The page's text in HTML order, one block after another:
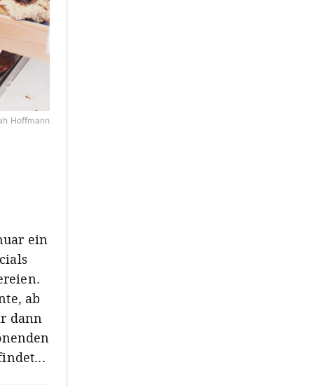
Hoffmann
ein
ab
dann